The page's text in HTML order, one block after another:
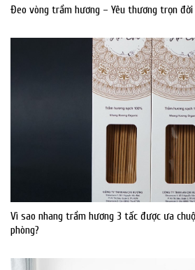
Đeo vòng trầm hương – Yêu thương trọn đời
Vì sao nhang trầm hương 3 tấc được ưa
phòng?